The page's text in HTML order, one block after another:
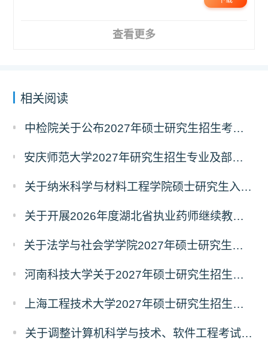
查看更多
相关阅读
中检院关于公布2027年硕士研究生招生考试自命题科目考试大纲（初试）的通知
安庆师范大学2027年研究生招生专业及部分考试自命题科目调整温馨提示（7月23日更新）
关于纳米科学与材料工程学院硕士研究生入学考试（初试）考试科目变更的通知
关于开展2026年度湖北省执业药师继续教育 专业科目网络培训的通告
关于法学与社会学学院2027年硕士研究生招生考试（初试）考试科目及参考书目变更的通知
河南科技大学关于2027年硕士研究生招生考试部分专业初试科目调整的通知
上海工程技术大学2027年硕士研究生招生部分初试科目或参考书目更改清单
关于调整计算机科学与技术、软件工程考试科目的公告